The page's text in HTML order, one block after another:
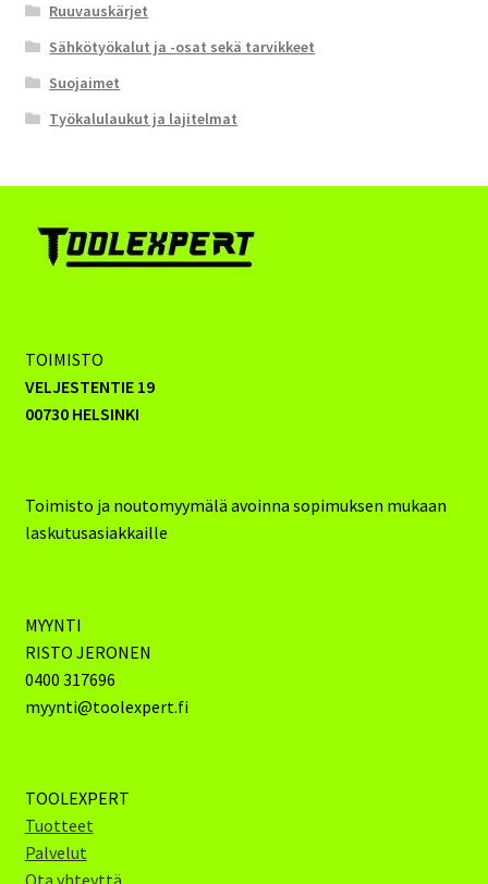
Ruuvauskärjet
Sähkötyökalut ja -osat sekä tarvikkeet
Suojaimet
Työkalulaukut ja lajitelmat
TOIMISTO
VELJESTENTIE 19
00730 HELSINKI
Toimisto ja noutomyymälä avoinna sopimuksen mukaan
laskutusasiakkaille
MYYNTI
RISTO JERONEN
0400 317696
myynti@toolexpert.fi
TOOLEXPERT
Tuotteet
Palvelut
Ota yhteyttä